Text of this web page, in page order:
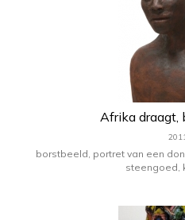
Afrika draagt,
borstbeeld, portret van een
steengoed,